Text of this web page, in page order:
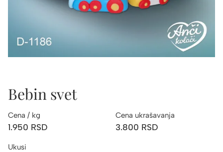
Bebin svet
Cena / kg
1.950 RSD
Cena ukrašavanja
3.800 RSD
Ukusi